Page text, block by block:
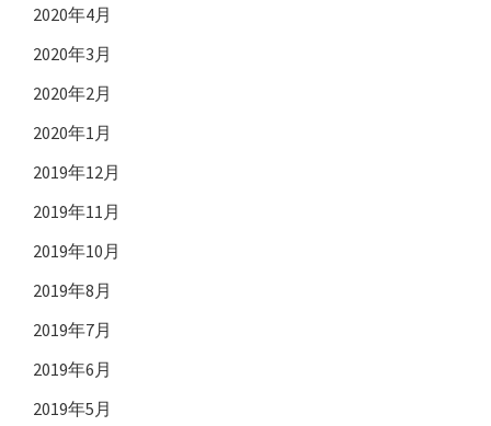
2020年4月
2020年3月
2020年2月
2020年1月
2019年12月
2019年11月
2019年10月
2019年8月
2019年7月
2019年6月
2019年5月